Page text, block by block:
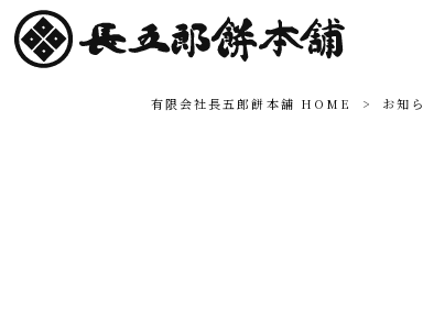
有限会社長五郎餅本舗 HOME > お知